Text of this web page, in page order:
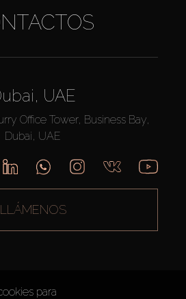
UAE
Office Tower, Business Bay,
Dubai, UAE
LLÁMENOS
para